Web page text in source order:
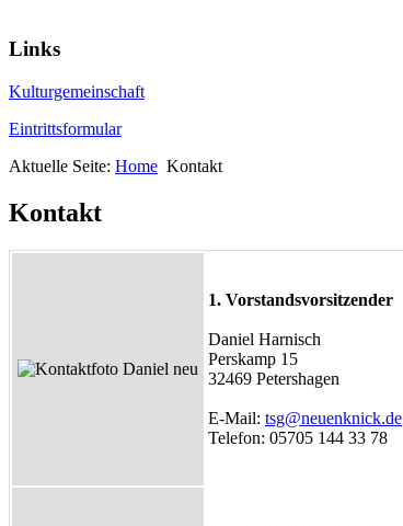
Links
Kulturgemeinschaft
Eintrittsformular
Aktuelle Seite: Home Kontakt
Kontakt
1. Vorstandsvorsitzender
Daniel Harnisch
Perskamp 15
32469 Petershagen
E-Mail: tsg@neuenknick.de
Telefon: 05705 144 33 78